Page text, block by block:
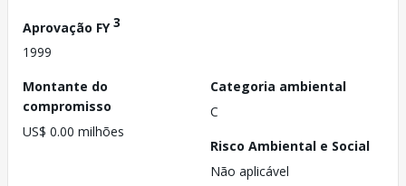
Aprovação FY3
1999
Montante do
compromisso
US$ 0.00 milhões
Categoria ambiental
C
Risco Ambiental e Social
Não aplicável